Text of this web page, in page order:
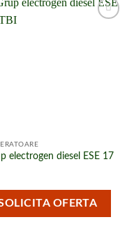
electrogen diesel ESE 17
OFERTA